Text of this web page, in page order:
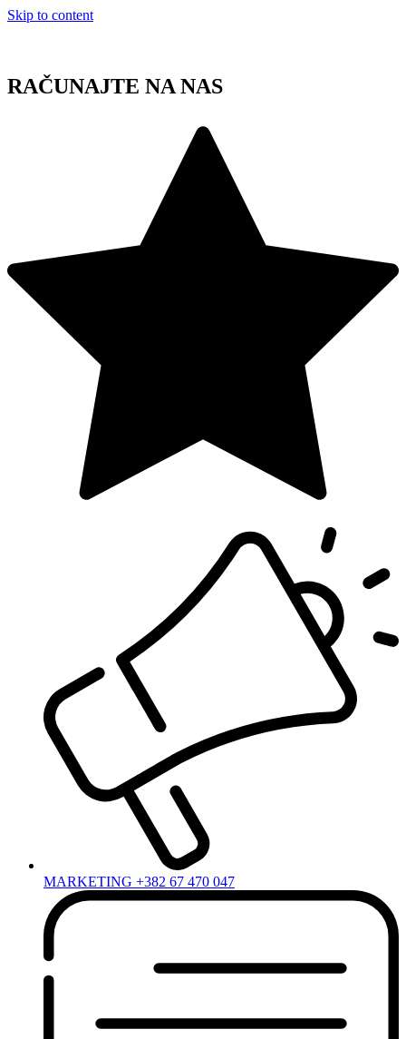
Skip to content
RAČUNAJTE NA NAS
MARKETING +382 67 470 047